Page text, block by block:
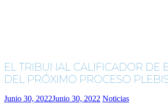
EL TRIBUNAL CALIFICADOR DE
DEL PRÓXIMO PROCESO
Junio 30, 2022Junio 30, 2022 Noticias